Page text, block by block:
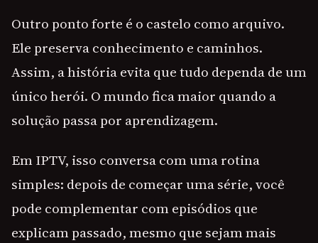
Outro ponto forte é o castelo como arquivo.
Ele preserva conhecimento e caminhos.
Assim, a história evita que tudo dependa de um
único herói. O mundo fica maior quando a
solução passa por aprendizagem.
Em IPTV, isso conversa com uma rotina
simples: depois de começar uma série, você
pode complementar com episódios que
explicam passado, mesmo que sejam mais